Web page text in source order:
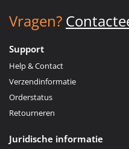
Vragen?
Support
Help & Contact
Verzendinformatie
Orderstatus
Retourneren
Juridische informatie